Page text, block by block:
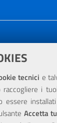
tecnici e
raccogliere i
essere
Accetta